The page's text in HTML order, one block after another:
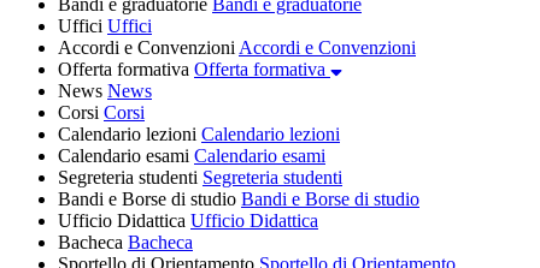
Uffici Uffici
Accordi e Convenzioni Accordi e Convenzioni
Offerta formativa Offerta formativa
News News
Corsi Corsi
Calendario lezioni Calendario lezioni
Calendario esami Calendario esami
Segreteria studenti Segreteria studenti
Bandi e Borse di studio Bandi e Borse di studio
Ufficio Didattica Ufficio Didattica
Bacheca Bacheca
Sportello di Orientamento Sportello di Orientamento